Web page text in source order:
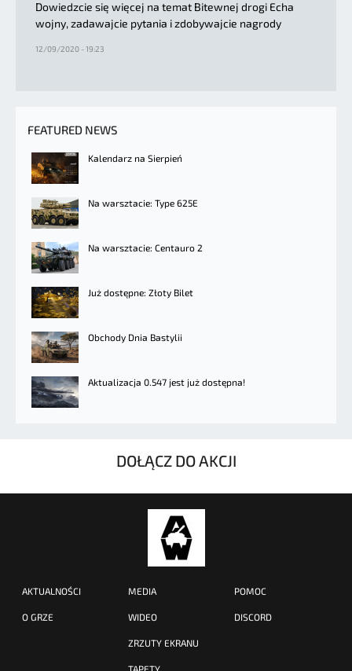
Dowiedzcie się więcej na temat Bitewnej drogi Echa
wojny, zadawajcie pytania i zdobywajcie nagrody
12/09/2020 - 19:23
FEATURED NEWS
Kalendarz na Sierpień
Na warsztacie: Type 625E
Na warsztacie: Centauro 2
Już dostępne: Złoty Bilet
Obchody Dnia Bastylii
Aktualizacja 0.547 jest już dostępna!
DOŁĄCZ DO AKCJI
AKTUALNOŚCI
O GRZE
MEDIA
WIDEO
ZRZUTY EKRANU
TAPETY
POMOC
DISCORD